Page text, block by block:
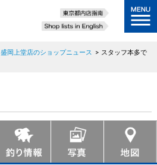
盛岡上堂店のショップニュース > スタッフ本多で